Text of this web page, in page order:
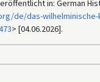
in: German
de/das-
> [04.06.2026].